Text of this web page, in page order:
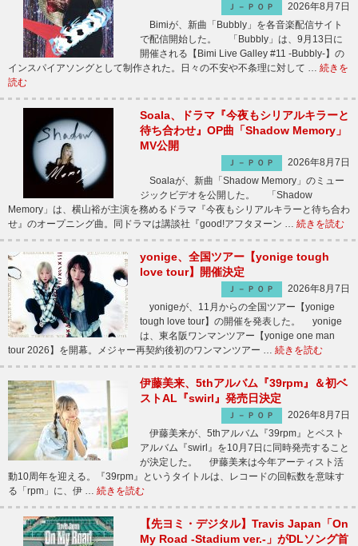
Ｊ－ＰＯＰ
2026年8月7日
Bimiが、新曲「Bubbly」を各音楽配信サイト
で配信開始した。 「Bubbly」は、9月13日に
開催される【Bimi Live Galley #11 -Bubbly-】の
インスパイアソングとして制作された。日々の不安や不条理に対して … 続きを
読む
Soala、ドラマ『今夜もシリアルキラーと
待ち合わせ』OP曲「Shadow Memory」
MV公開
Ｊ－ＰＯＰ
2026年8月7日
Soalaが、新曲「Shadow Memory」のミュー
ジックビデオを公開した。 「Shadow
Memory」は、横山裕が主演を務めるドラマ『今夜もシリアルキラーと待ち合わ
せ』のオープニング曲。同ドラマは講談社『good!アフタヌーン … 続きを読む
yonige、全国ツアー【yonige tough
love tour】開催決定
Ｊ－ＰＯＰ
2026年8月7日
yonigeが、11月からの全国ツアー【yonige
tough love tour】の開催を発表した。 yonige
は、東名阪ワンマンツアー【yonige one man
tour 2026】を開幕。メジャー再契約後初のワンマンツアー … 続きを読む
伊藤美来、5thアルバム『39rpm』＆初ベ
ストAL『swirl』発売日決定
Ｊ－ＰＯＰ
2026年8月7日
伊藤美来が、5thアルバム『39rpm』とベスト
アルバム『swirl』を10月7日に同時発売すること
が決定した。 伊藤美来は今年アーティスト活
動10周年を迎える。『39rpm』というタイトルは、レコードの回転数を意味す
る「rpm」に、伊 … 続きを読む
【先ヨミ・デジタル】Travis Japan「On
My Road -Stadium ver.-」がDLソング首